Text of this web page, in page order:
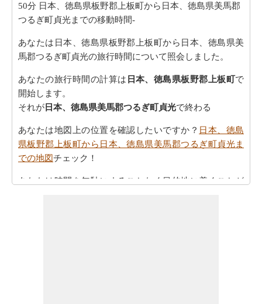
50分 日本、徳島県板野郡上板町から日本、徳島県美馬郡
つるぎ町貞光までの移動時間-
あなたは日本、徳島県板野郡上板町から日本、徳島県美
馬郡つるぎ町貞光の旅行時間について照会しました。
あなたの旅行時間の計算は 日本、徳島県板野郡上板町で
開始します。
それが 日本、徳島県美馬郡つるぎ町貞光で終わる
あなたは地図上の位置を確認したいですか？ 日本、徳島
県板野郡上板町から日本、徳島県美馬郡つるぎ町貞光ま
での地図チェック！
あなたは時間を無駄にすることなく目的地に着くことが